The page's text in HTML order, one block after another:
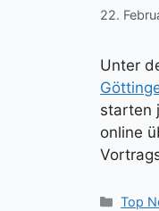
22.
Unter
starten
online
Top